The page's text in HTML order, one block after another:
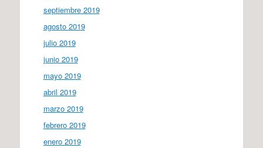
septiembre 2019
agosto 2019
julio 2019
junio 2019
mayo 2019
abril 2019
marzo 2019
febrero 2019
enero 2019